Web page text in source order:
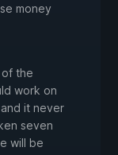
money
the
work on
it never
seven
will be